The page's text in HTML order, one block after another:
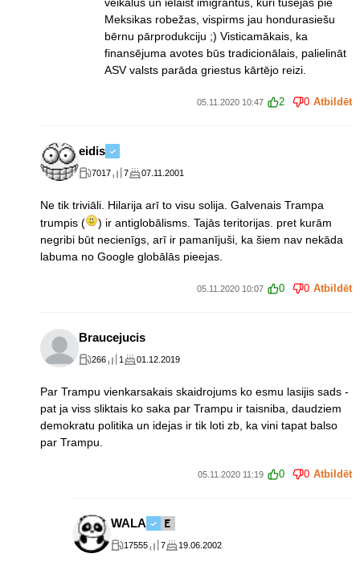
Meksikas robežas, vispirms jau hondurasiešu
bērnu pārprodukciju ;) Visticamākais, ka
finansējuma avotes būs tradicionālais, palielināt
ASV valsts parāda griestus kārtējo reizi.
05.11.2020 10:47 2 0 Atbildēt
eidis
7017 7 07.11.2001
Ne tik triviāli. Hilarija arī to visu solija. Galvenais Trampa
trumpis (
) ir antiglobālisms. Tajās teritorijas. pret kurām
negribi būt necienīgs, arī ir pamanījuši, ka šiem nav nekāda
labuma no Google globālās pieejas.
05.11.2020 10:07 0 0 Atbildēt
Braucejucis
266 1 01.12.2019
Par Trampu vienkarsakais skaidrojums ko esmu lasijis sads -
pat ja viss sliktais ko saka par Trampu ir taisniba, daudziem
demokratu politika un idejas ir tik loti zb, ka vini tapat balso
par Trampu.
05.11.2020 11:19 0 0 Atbildēt
WALA
17555 7 19.06.2002